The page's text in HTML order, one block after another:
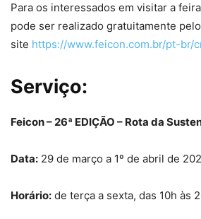
Para os interessados em visitar a
pode ser realizado gratuitamente pelo
site https://www.feicon.com.br/pt-br/
Serviço:
Feicon – 26ª EDIÇÃO – Rota da
Data: 29 de março a 1º de abril de
Horário: de terça a sexta, das 10h às